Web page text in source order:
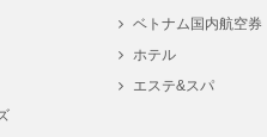
ベトナム国内航空券
ホテル
エステ&スパ